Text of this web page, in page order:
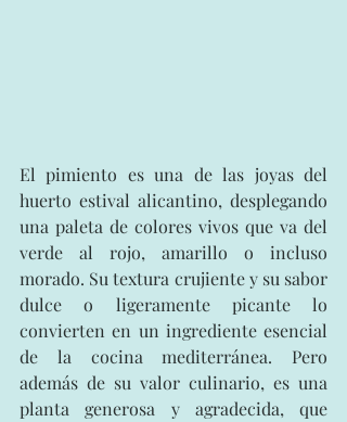
El pimiento es una de las joyas del
huerto estival alicantino, desplegando
una paleta de colores vivos que va del
verde al rojo, amarillo o incluso
morado. Su textura crujiente y su sabor
dulce o ligeramente picante lo
convierten en un ingrediente esencial
de la cocina mediterránea. Pero
además de su valor culinario, es una
planta generosa y agradecida, que